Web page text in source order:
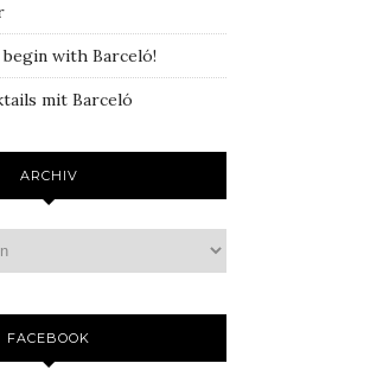
with Barceló!
mit Barceló
ARCHIV
FACEBOOK